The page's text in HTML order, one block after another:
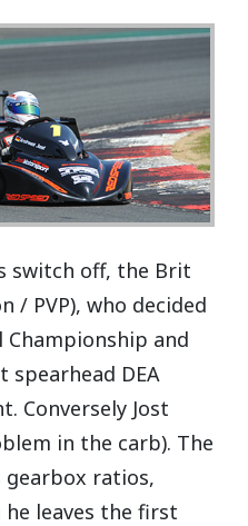
switch off, the Brit
/ PVP), who decided
and
spearhead DEA
Conversely Jost
in the carb). The
gearbox ratios,
leaves the first